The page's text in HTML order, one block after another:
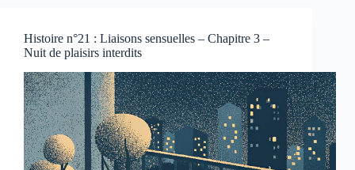
Histoire n°21 : Liaisons sensuelles – Chapitre 3 –
Nuit de plaisirs interdits